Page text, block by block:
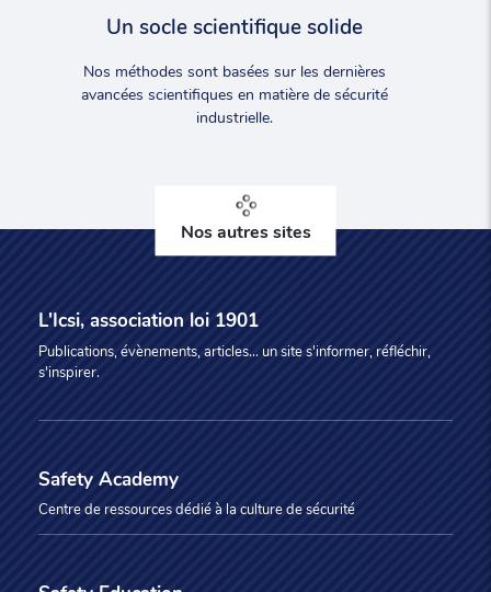
Un socle scientifique solide
Nos méthodes sont basées sur les dernières
avancées scientifiques en matière de sécurité
industrielle.
Nos autres sites
L'Icsi, association loi 1901
Publications, évènements, articles... un site s'informer, réfléchir,
s'inspirer.
Safety Academy
Centre de ressources dédié à la culture de sécurité